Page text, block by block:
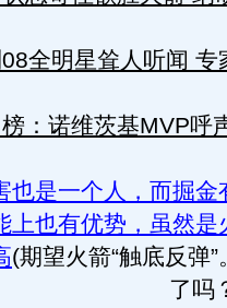
全明星耸人听闻 专
：诺维茨基MVP呼
也是一个人，而掘金
上也有优势，虽然是
(期望火箭“触底反弹”
了吗